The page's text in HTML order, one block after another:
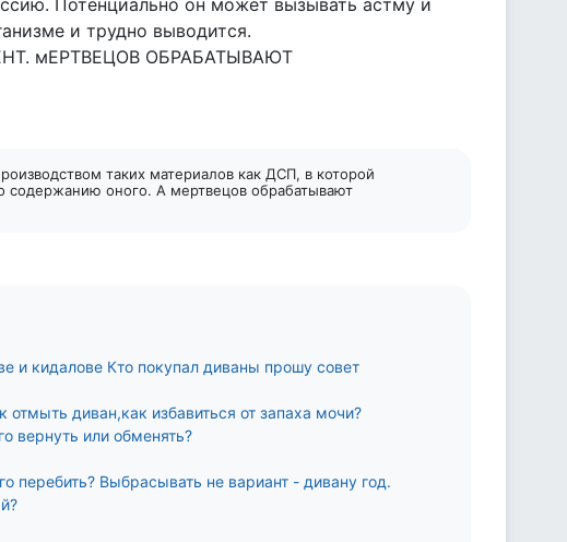
Потенциально он может вызывать астму и
и трудно выводится.
мЕРТВЕЦОВ ОБРАБАТЫВАЮТ
таких материалов как ДСП, в которой
содержанию оного. А мертвецов обрабатывают
и кидалове Кто покупал диваны прошу совет
диван,как избавиться от запаха мочи?
вернуть или обменять?
перебить? Выбрасывать не вариант - дивану год.